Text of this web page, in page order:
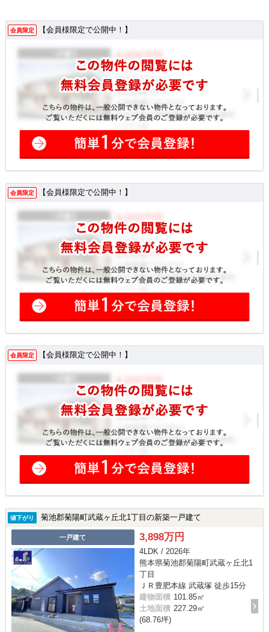
会員限定 【会員様限定で公開中！】
会員限定 【会員様限定で公開中！】
会員限定 【会員様限定で公開中！】
値下がり 菊池郡菊陽町武蔵ヶ丘北1丁目の新築一戸建て
一戸建て 3,898万円
4LDK / 2026年
熊本県菊池郡菊陽町武蔵ヶ丘北1
丁目
ＪＲ豊肥本線 武蔵塚 徒歩15分
建物面積 101.85㎡
土地面積 227.29㎡
(68.76坪)